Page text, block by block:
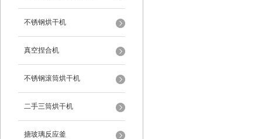
不锈钢烘干机
真空捏合机
不锈钢滚筒烘干机
二手三筒烘干机
搪玻璃反应釜